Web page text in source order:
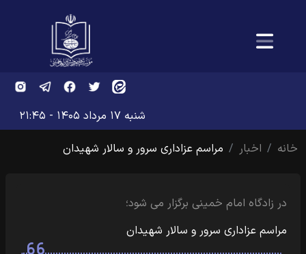
شنبه ۱۷ مرداد ۱۴۰۵ - ۲۱:۴۵
خانه
اخبار مراسم عزاداری سرور و سالار شهیدان
در زادگاه امام خمینی برگزار می شود؛
مراسم عزاداری سرور و سالار شهیدان